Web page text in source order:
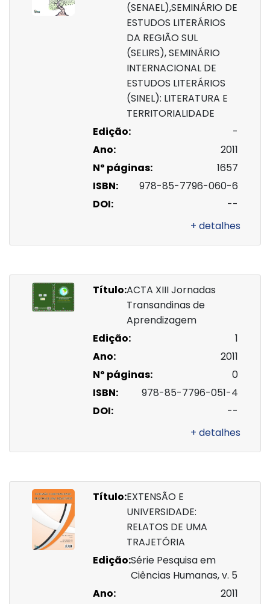
(SENAEL),SEMINÁRIO DE
ESTUDOS LITERÁRIOS
DA REGIÃO SUL
(SELIRS), SEMINÁRIO
INTERNACIONAL DE
ESTUDOS LITERÁRIOS
(SINEL): LITERATURA E
TERRITORIALIDADE
Edição:
-
Ano:
2011
Nº páginas:
1657
ISBN:
978-85-7796-060-6
DOI:
--
+ detalhes
Título:ACTA XIII Jornadas
Transandinas de
Aprendizagem
Edição:
1
Ano:
2011
Nº páginas:
0
ISBN:
978-85-7796-051-4
DOI:
--
+ detalhes
Título:EXTENSÃO E
UNIVERSIDADE:
RELATOS DE UMA
TRAJETÓRIA
Edição:Série Pesquisa em
Ciências Humanas, v. 5
Ano:
2011